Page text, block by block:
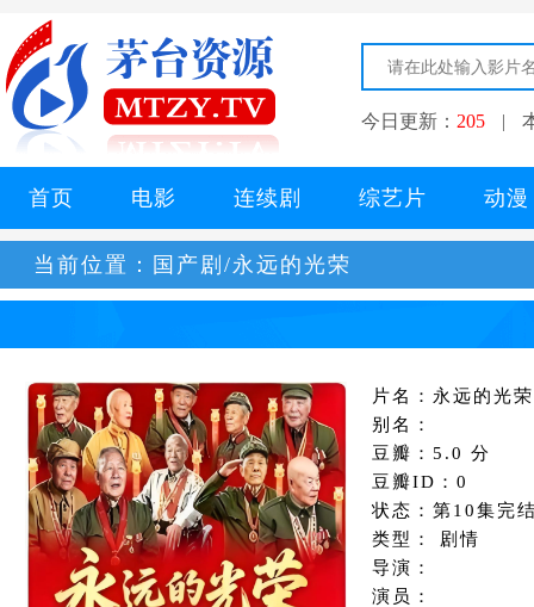
今日更新： 205 |
首页 电影 连续剧 综艺片 动漫
当前位置： 国产剧/永远的光荣
片名：永远的光荣
别名：
豆瓣：5.0 分
豆瓣ID：0
状态：第10集完
类型： 剧情
导演：
演员：